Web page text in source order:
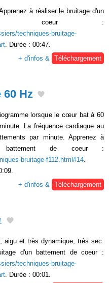
à réaliser le bruitage d'un
de coeur :
techniques-bruitage-
. Durée : 00:47.
+ d'infos & Téléchargement
Hz
lorsque le cœur bat à 60
La fréquence cardiaque au
par minute. Apprenez à
de coeur :
bruitage-f112.html#14
+ d'infos &
Téléchargement
aigu et très dynamique, très sec.
d'un battement de coeur :
techniques-bruitage-
. Durée : 00:01.